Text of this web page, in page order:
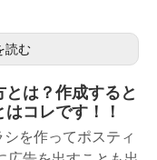
読む
は？作成すると
コレです！！
を作ってポスティ